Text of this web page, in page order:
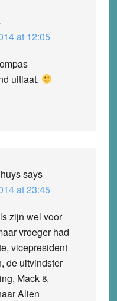
at 12:05
uitlaat.
says
at 23:45
zijn wel voor
vroeger had
vicepresident
de uitvindster
Mack &
Alien